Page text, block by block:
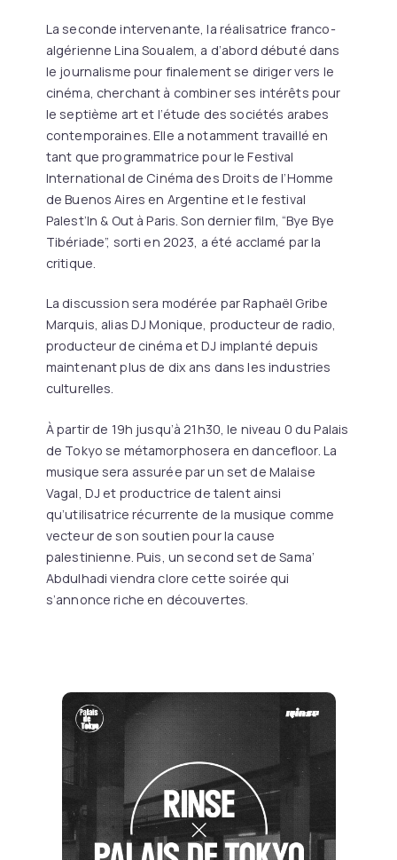
La seconde intervenante, la réalisatrice franco-
algérienne Lina Soualem, a d’abord débuté dans
le journalisme pour finalement se diriger vers le
cinéma, cherchant à combiner ses intérêts pour
le septième art et l’étude des sociétés arabes
contemporaines. Elle a notamment travaillé en
tant que programmatrice pour le Festival
International de Cinéma des Droits de l’Homme
de Buenos Aires en Argentine et le festival
Palest’In & Out à Paris. Son dernier film, “Bye Bye
Tibériade”, sorti en 2023, a été acclamé par la
critique.
La discussion sera modérée par Raphaël Gribe
Marquis, alias DJ Monique, producteur de radio,
producteur de cinéma et DJ implanté depuis
maintenant plus de dix ans dans les industries
culturelles.
À partir de 19h jusqu’à 21h30, le niveau 0 du Palais
de Tokyo se métamorphosera en dancefloor. La
musique sera assurée par un set de Malaise
Vagal, DJ et productrice de talent ainsi
qu’utilisatrice récurrente de la musique comme
vecteur de son soutien pour la cause
palestinienne. Puis, un second set de Sama’
Abdulhadi viendra clore cette soirée qui
s’annonce riche en découvertes.